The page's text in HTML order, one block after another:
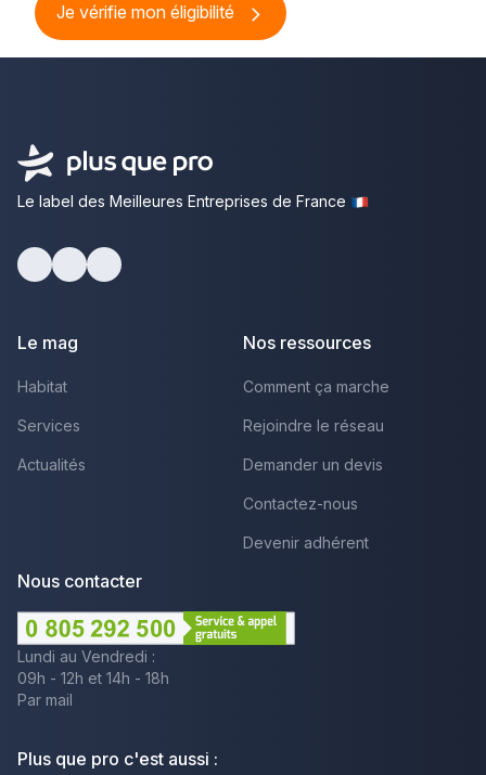
Je vérifie mon éligibilité
Le label des Meilleures Entreprises de France
Le mag
Habitat
Services
Actualités
Nos ressources
Comment ça marche
Rejoindre le réseau
Demander un devis
Contactez-nous
Devenir adhérent
Nous contacter
Lundi au Vendredi :
09h - 12h et 14h - 18h
Par mail
Plus que pro c'est aussi :